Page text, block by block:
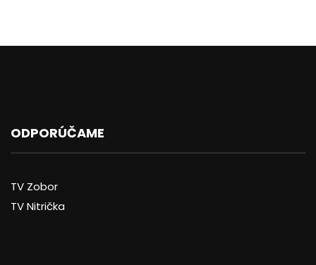
ODPORÚČAME
TV Zobor
TV Nitrička